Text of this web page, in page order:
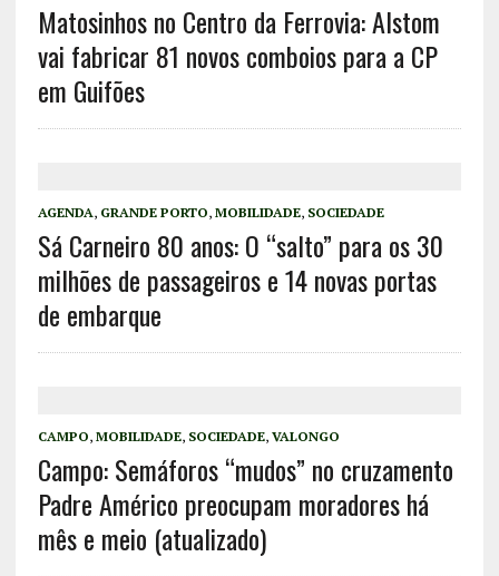
Matosinhos no Centro da Ferrovia: Alstom
vai fabricar 81 novos comboios para a CP
em Guifões
AGENDA, GRANDE PORTO, MOBILIDADE, SOCIEDADE
Sá Carneiro 80 anos: O “salto” para os 30
milhões de passageiros e 14 novas portas
de embarque
CAMPO, MOBILIDADE, SOCIEDADE, VALONGO
Campo: Semáforos “mudos” no cruzamento
Padre Américo preocupam moradores há
mês e meio (atualizado)